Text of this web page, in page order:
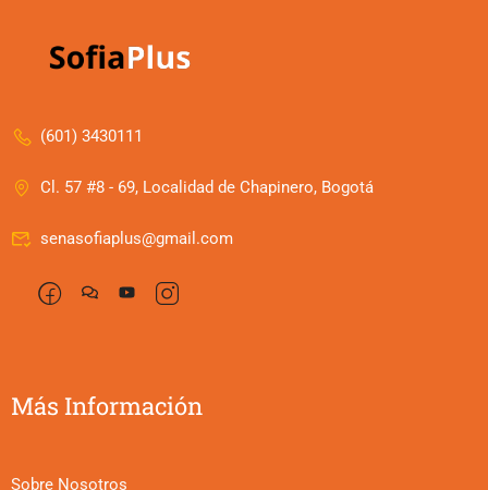
(601) 3430111
Cl. 57 #8 - 69, Localidad de Chapinero, Bogotá
senasofiaplus@gmail.com
Más Información
Sobre Nosotros